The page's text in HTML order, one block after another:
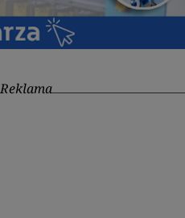
Reklama